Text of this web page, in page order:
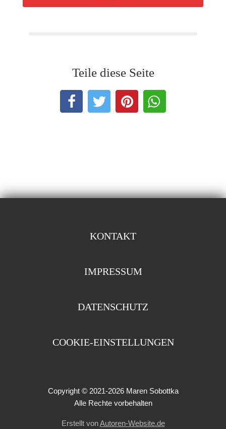
Teile diese Seite
KONTAKT
IMPRESSUM
DATENSCHUTZ
COOKIE-EINSTELLUNGEN
Copyright © 2021-2026 Maren Sobottka
Alle Rechte vorbehalten
Erstellt vonAutoren-Website.de